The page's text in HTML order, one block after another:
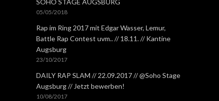
SOHO STAGE AUGSBURG
05/05/2018
Rap im Ring 2017 mit Edgar Wasser, Lemur,
Battle Rap Contest uvm.. // 18.11. // Kantine
Augsburg
23/10/2017
DAILY RAP SLAM // 22.09.2017 // @Soho Stage
Augsburg // Jetzt bewerben!
10/08/2017